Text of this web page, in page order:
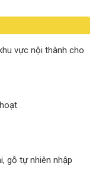
vực nội thành cho
gỗ tự nhiên nhập